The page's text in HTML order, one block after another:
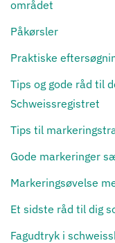
området
Påkørsler
Praktiske
Tips og gode råd til
Schweissregistret
Tips til
Gode markeringer
Markeringsøvelse
Et sidste råd til dig
Fagudtryk i